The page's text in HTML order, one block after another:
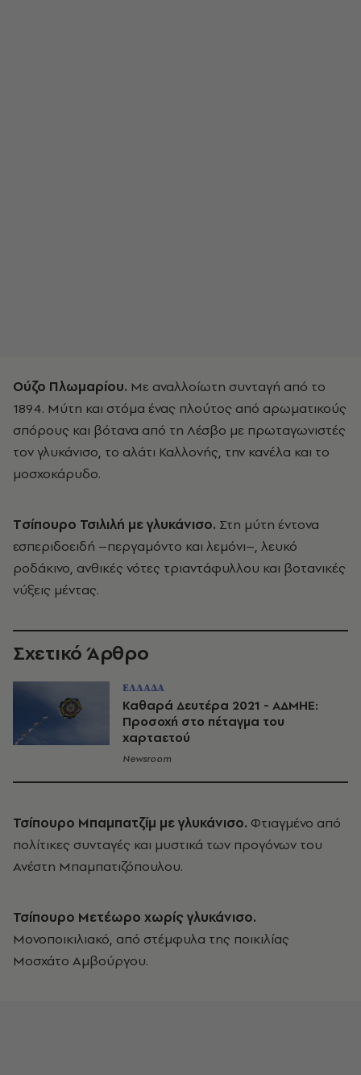
Ούζο Πλωμαρίου. Με αναλλοίωτη συνταγή από το
1894. Μύτη και στόμα ένας πλούτος από αρωματικούς
σπόρους και βότανα από τη Λέσβο με πρωταγωνιστές
τον γλυκάνισο, το αλάτι Καλλονής, την κανέλα και το
μοσχοκάρυδο.
Tσίπουρο Τσιλιλή με γλυκάνισο. Στη μύτη έντονα
εσπεριδοειδή –περγαμόντο και λεμόνι–, λευκό
ροδάκινο, ανθικές νότες τριαντάφυλλου και βοτανικές
νύξεις μέντας.
Σχετικό Άρθρο
ΕΛΛΑΔΑ
Καθαρά Δευτέρα 2021 - ΑΔΜΗΕ:
Προσοχή στο πέταγμα του
χαρταετού
Newsroom
Τσίπουρο Μπαμπατζίμ με γλυκάνισο. Φτιαγμένο από
πολίτικες συνταγές και μυστικά των προγόνων του
Ανέστη Μπαμπατιζόπουλου.
Τσίπουρο Μετέωρο χωρίς γλυκάνισο.
Μονοποικιλιακό, από στέμφυλα της ποικιλίας
Μοσχάτο Αμβούργου.